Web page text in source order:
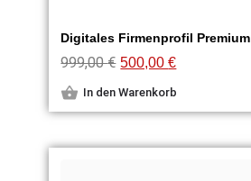
Digitales Firmenprofil Premium
999,00€ 500,00€
In den Warenkorb